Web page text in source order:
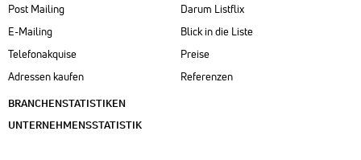
Post Mailing
E-Mailing
Telefonakquise
Adressen kaufen
BRANCHENSTATISTIKEN
UNTERNEHMENSSTATISTIK
Darum Listflix
Blick in die Liste
Preise
Referenzen